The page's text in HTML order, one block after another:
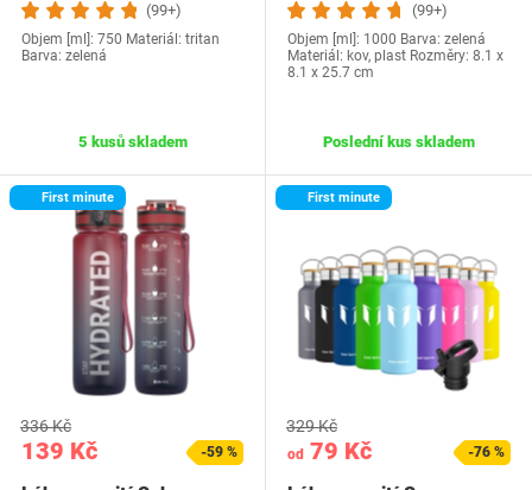
(99+)
Objem [ml]: 750 Materiál: tritan
Barva: zelená
5 kusů skladem
(99+)
Objem [ml]: 1000 Barva: zelená
Materiál: kov, plast Rozměry: 8.1 x
8.1 x 25.7 cm
Poslední kus skladem
First minute
139 Kč
336 Kč
-59 %
First minute
od 79 Kč
329 Kč
-76 %